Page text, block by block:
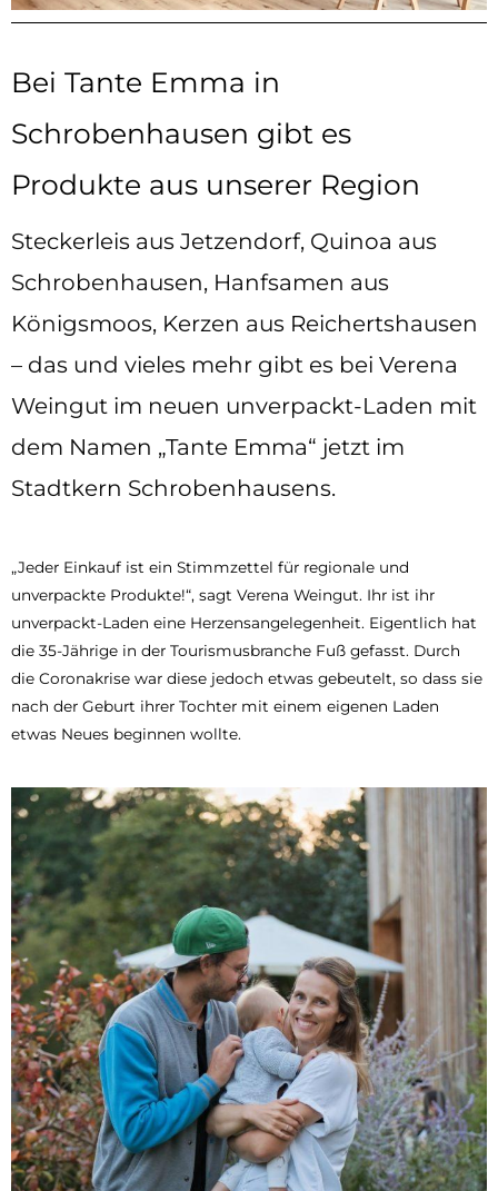
Bei Tante Emma in
Schrobenhausen gibt es
Produkte aus unserer Region
Steckerleis aus Jetzendorf, Quinoa aus
Schrobenhausen, Hanfsamen aus
Königsmoos, Kerzen aus Reichertshausen
– das und vieles mehr gibt es bei Verena
Weingut im neuen unverpackt-Laden mit
dem Namen „Tante Emma“ jetzt im
Stadtkern Schrobenhausens.
„Jeder Einkauf ist ein Stimmzettel für regionale und
unverpackte Produkte!“, sagt Verena Weingut. Ihr ist ihr
unverpackt-Laden eine Herzensangelegenheit. Eigentlich hat
die 35-Jährige in der Tourismusbranche Fuß gefasst. Durch
die Coronakrise war diese jedoch etwas gebeutelt, so dass sie
nach der Geburt ihrer Tochter mit einem eigenen Laden
etwas Neues beginnen wollte.